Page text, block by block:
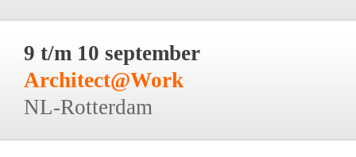
9 t/m 10 september
Architect@Work
NL-Rotterdam